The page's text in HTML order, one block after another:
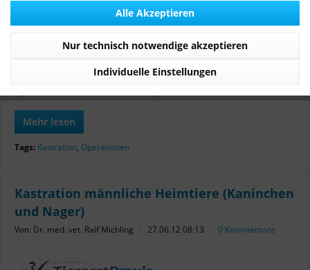
bereits aufgrund der Erkrankung der Gebärmutter
geschwächt sind.
endometrialer Hyperplasie (Hämometra, Uterustumor),
Mehr lesen
Tags: Kastration, Operationen
Kastration männliche Heimtiere (Kaninchen
und Nager)
Von: Dr. med. vet. Ralf Michling 27.06.12 08:13 0 Kommentare
Individuelle Einstellungen
Nur technisch notwendige akzeptieren
Alle Akzeptieren